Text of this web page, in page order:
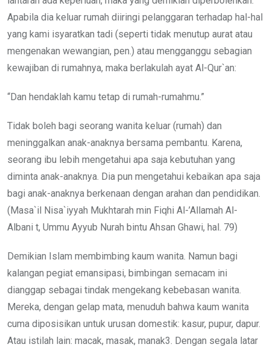
Apabila dia keluar rumah diiringi pelanggaran terhadap hal-hal
yang kami isyaratkan tadi (seperti tidak menutup aurat atau
mengenakan wewangian, pen.) atau mengganggu sebagian
kewajiban di rumahnya, maka berlakulah ayat Al-Qur`an:
“Dan hendaklah kamu tetap di rumah-rumahmu.”
Tidak boleh bagi seorang wanita keluar (rumah) dan
meninggalkan anak-anaknya bersama pembantu. Karena,
seorang ibu lebih mengetahui apa saja kebutuhan yang
diminta anak-anaknya. Dia pun mengetahui kebaikan apa saja
bagi anak-anaknya berkenaan dengan arahan dan pendidikan.
(Masa`il Nisa`iyyah Mukhtarah min Fiqhi Al-’Allamah Al-
Albani t, Ummu Ayyub Nurah bintu Ahsan Ghawi, hal. 79)
Demikian Islam membimbing kaum wanita. Namun bagi
kalangan pegiat emansipasi, bimbingan semacam ini
dianggap sebagai tindak mengekang kebebasan wanita.
Mereka, dengan gelap mata, menuduh bahwa kaum wanita
cuma diposisikan untuk urusan domestik: kasur, pupur, dapur.
Atau istilah lain: macak, masak, manak3. Dengan segala latar